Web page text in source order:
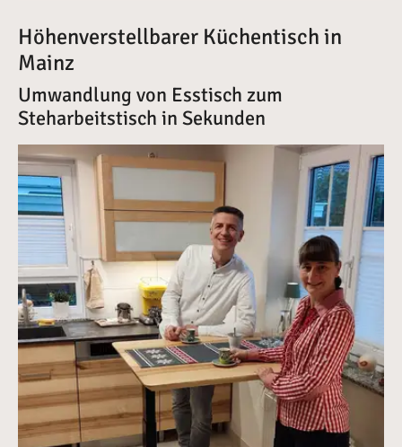
Höhenverstellbarer Küchentisch in
Mainz
Umwandlung von Esstisch zum
Steharbeitstisch in Sekunden
Vergrößerte Version anzeigen für Höhenverstellbarer